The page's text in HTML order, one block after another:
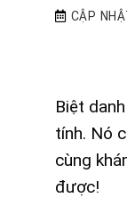
CẬP
Biệt
tính. Nó
cùng
được!